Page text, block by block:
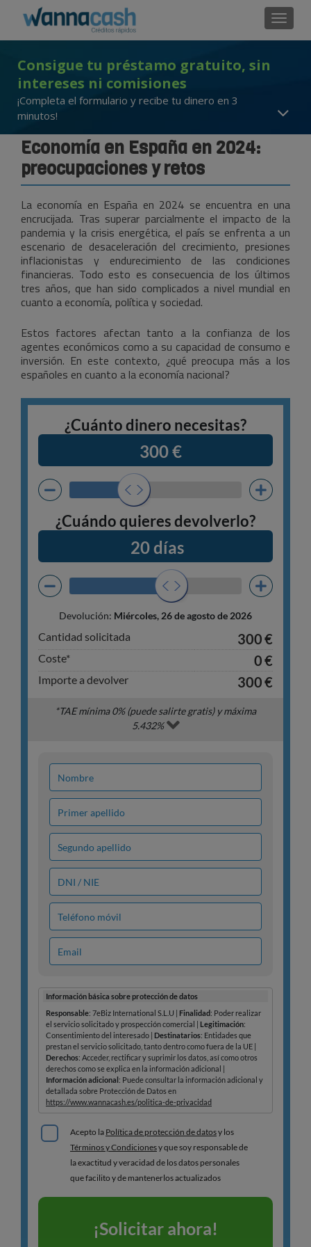
Consigue tu préstamo gratuito, sin
intereses ni comisiones
¡Completa el formulario y recibe tu dinero en 3
minutos!
Economía en España en 2024:
preocupaciones y retos
La economía en España en 2024 se encuentra en una
encrucijada. Tras superar parcialmente el impacto de la
pandemia y la crisis energética, el país se enfrenta a un
escenario de desaceleración del crecimiento, presiones
inflacionistas y endurecimiento de las condiciones
financieras. Todo esto es consecuencia de los últimos
tres años, que han sido complicados a nivel mundial en
cuanto a economía, política y sociedad.
Estos factores afectan tanto a la confianza de los
agentes económicos como a su capacidad de consumo e
inversión. En este contexto, ¿qué preocupa más a los
españoles en cuanto a la economía nacional?